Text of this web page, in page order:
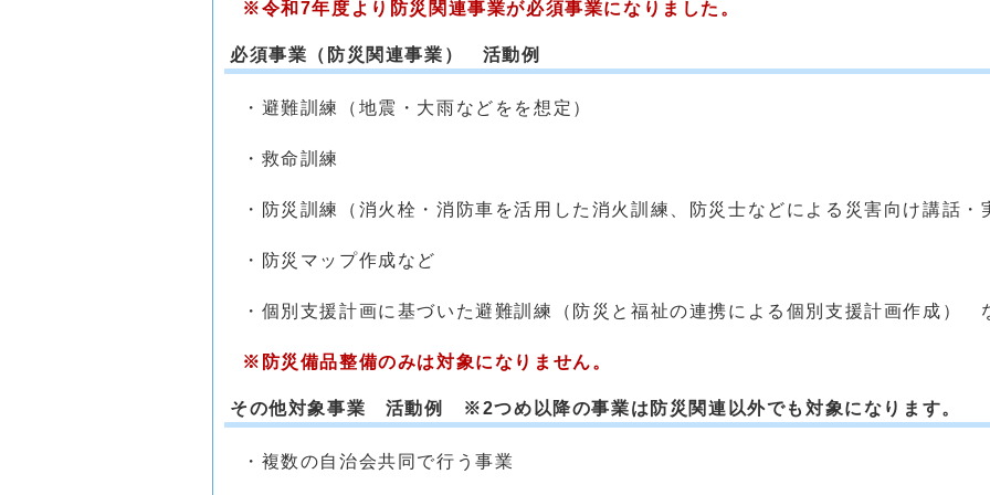
※令和7年度より防災関連事業が必須事業になりました。
必須事業（防災関連事業） 活動例
・避難訓練（地震・大雨などをを想定）
・救命訓練
・防災訓練（消火栓・消防車を活用した消火訓練、防災士などによる災害向け講話・
・防災マップ作成など
・個別支援計画に基づいた避難訓練（防災と福祉の連携による個別支援計画作成）
※防災備品整備のみは対象になりません。
その他対象事業 活動例 ※2つめ以降の事業は防災関連以外でも対象になります。
・複数の自治会共同で行う事業